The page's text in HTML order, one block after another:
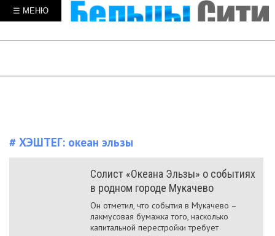
☰ МЕНЮ
# ХЭШТЕГ: океан эльзы
Солист «Океана Эльзы» о событиях
в родном городе Мукачево
Он отметил, что события в Мукачево –
лакмусовая бумажка того, насколько
капитальной перестройки требует